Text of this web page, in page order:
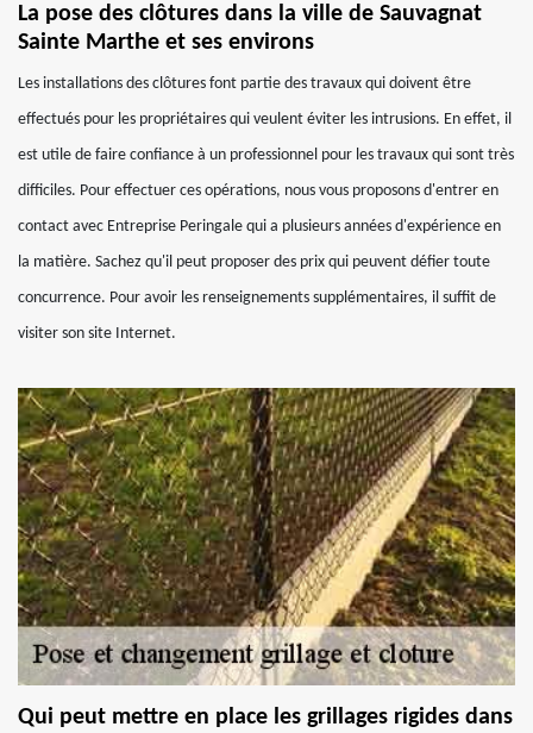
La pose des clôtures dans la ville de Sauvagnat
Sainte Marthe et ses environs
Les installations des clôtures font partie des travaux qui doivent être
effectués pour les propriétaires qui veulent éviter les intrusions. En effet, il
est utile de faire confiance à un professionnel pour les travaux qui sont très
difficiles. Pour effectuer ces opérations, nous vous proposons d'entrer en
contact avec Entreprise Peringale qui a plusieurs années d'expérience en
la matière. Sachez qu'il peut proposer des prix qui peuvent défier toute
concurrence. Pour avoir les renseignements supplémentaires, il suffit de
visiter son site Internet.
Qui peut mettre en place les grillages rigides dans